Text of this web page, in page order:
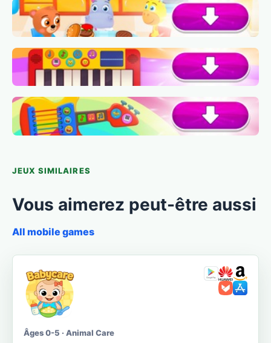
JEUX SIMILAIRES
Vous aimerez peut-être aussi
All mobile games
Âges 0-5 · Animal Care